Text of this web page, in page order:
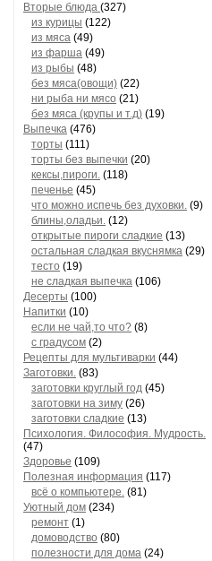
Вторые блюда (327)
из курицы (122)
из мяса (49)
из фарша (49)
из рыбы (48)
без мяса(овощи) (22)
ни рыба ни мясо (21)
без мяса (крупы и т.д) (19)
Выпечка (476)
торты (111)
торты без выпечки (20)
кексы,пироги. (118)
печенье (45)
что можно испечь без духовки. (9)
блины,оладьи. (12)
открытые пироги сладкие (13)
остальная сладкая вкуснямка (29)
тесто (19)
не сладкая выпечка (106)
Десерты (100)
Напитки (10)
если не чай,то что? (8)
с градусом (2)
Рецепты для мультиварки (44)
Заготовки. (83)
заготовки круглый год (45)
заготовки на зиму (26)
заготовки сладкие (13)
Психология. Философия. Мудрость.
(47)
Здоровье (109)
Полезная информация (117)
всё о компьютере. (81)
Уютный дом (234)
ремонт (1)
домоводство (80)
полезности для дома (24)